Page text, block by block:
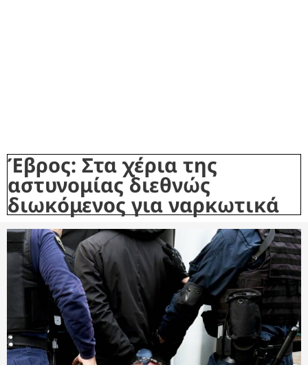
Έβρος: Στα χέρια της
αστυνομίας διεθνώς
διωκόμενος για ναρκωτικά